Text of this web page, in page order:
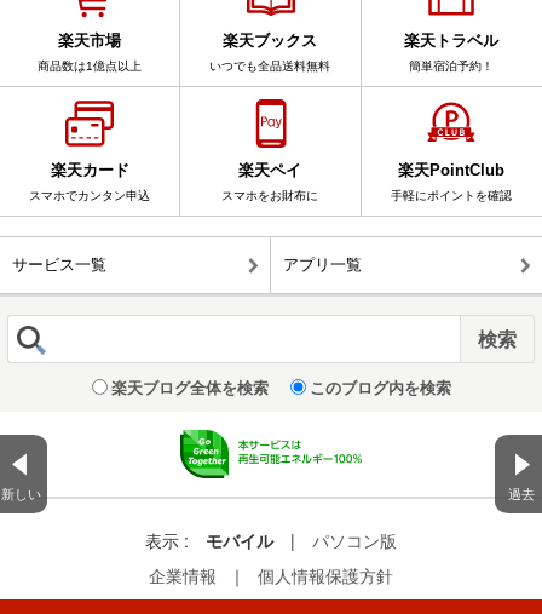
新しい 過去
楽天市場
商品数は1億点以上
楽天ブックス
いつでも全品送料無料
楽天トラベル
簡単宿泊予約！
楽天カード
スマホでカンタン申込
楽天ペイ
スマホをお財布に
楽天PointClub
手軽にポイントを確認
サービス一覧 アプリ一覧
楽天ブログ全体を検索 このブログ内を検索
表示 : モバイル |
パソコン版
企業情報
｜ 個人情報保護方針